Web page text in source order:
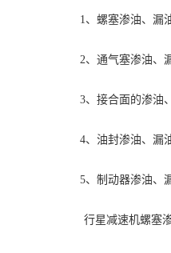
1、螺塞渗油、漏
2、通气塞渗油、
3、接合面的渗油
4、油封渗油、漏
5、制动器渗油、
行星减速机螺塞